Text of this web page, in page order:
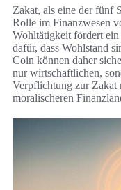
Zakat, als eine der fünf
Rolle im Finanzwesen
Wohltätigkeit fördert ein
dafür, dass Wohlstand
Coin können daher
nur wirtschaftlichen,
Verpflichtung zur Zakat
moralischeren